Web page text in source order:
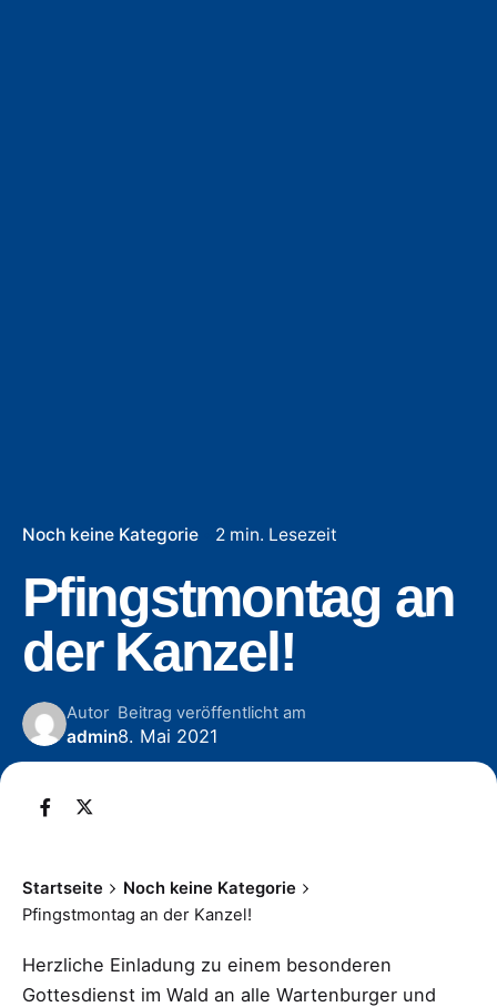
Noch keine Kategorie 2 min. Lesezeit
Pfingstmontag an
der Kanzel!
Autor
admin
Beitrag veröffentlicht am
8. Mai 2021
Startseite
Noch keine Kategorie
Pfingstmontag an der Kanzel!
Herzliche Einladung zu einem besonderen
Gottesdienst im Wald an alle Wartenburger und